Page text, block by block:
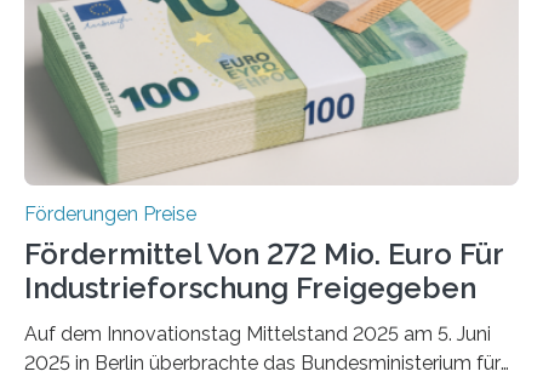
Förderungen Preise
Fördermittel Von 272 Mio. Euro Für
Industrieforschung Freigegeben
Auf dem Innovationstag Mittelstand 2025 am 5. Juni
2025 in Berlin überbrachte das Bundesministerium für